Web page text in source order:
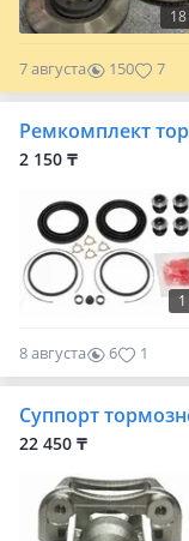
18
7 августа 150 7
Ремкомплект
2 150 ₸
1
8 августа 6 1
Суппорт
22 450 ₸